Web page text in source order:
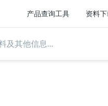
产品查询工具 资料